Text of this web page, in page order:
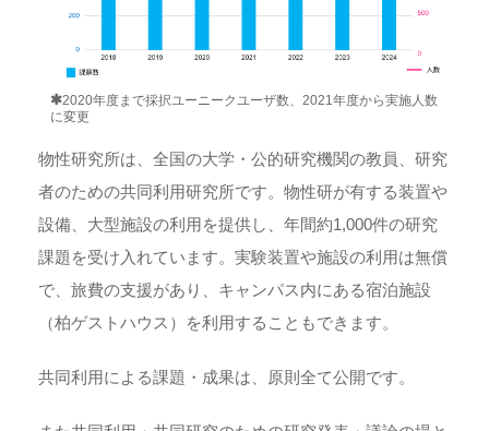
2020年度まで採択ユーニークユーザ数、2021年度から実施人数
に変更
物性研究所は、全国の大学・公的研究機関の教員、研究
者のための共同利用研究所です。物性研が有する装置や
設備、大型施設の利用を提供し、年間約1,000件の研究
課題を受け入れています。実験装置や施設の利用は無償
で、旅費の支援があり、キャンパス内にある宿泊施設
（柏ゲストハウス）を利用することもできます。
共同利用による課題・成果は、原則全て公開です。